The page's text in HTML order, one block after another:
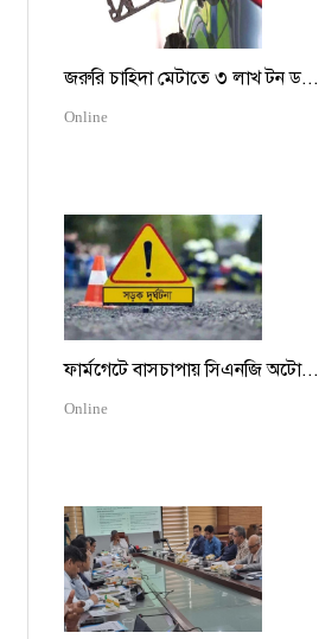
জরুরি চাহিদা মেটাতে ৩ লাখ টন ড...
Online
ফার্মগেটে বাসচাপায় সিএনজি অটো...
Online